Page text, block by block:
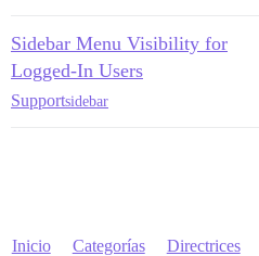
Sidebar Menu Visibility for
Logged-In Users
Supportsidebar
Inicio Categorías Directrices